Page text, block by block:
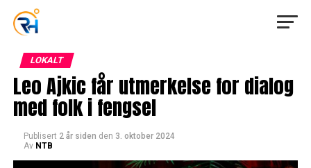
LOKALT
Leo Ajkic får utmerkelse for dialog
med folk i fengsel
Publisert 2 år siden den 3. oktober 2024
Av NTB